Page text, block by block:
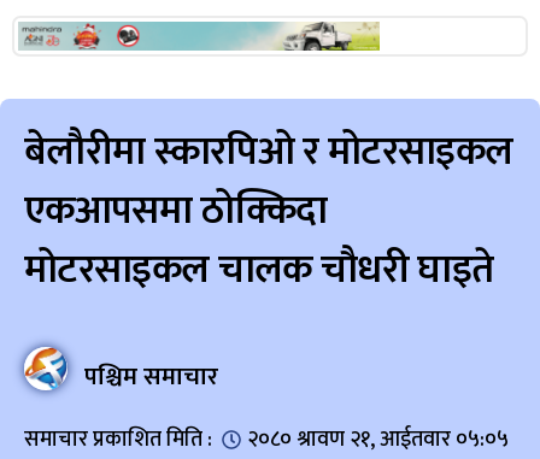
बेलाैरीमा स्कारपिओ र मोटरसाइकल
एकआपसमा ठोक्किदा
मोटरसाइकल चालक चौधरी घाइते
पश्चिम समाचार
समाचार प्रकाशित मिति : २०८० श्रावण २१, आईतवार ०५:०५